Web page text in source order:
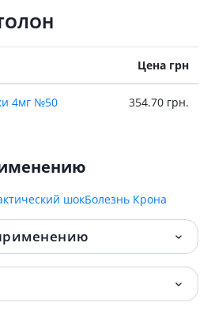
Цена грн
4мг №50 354.70 грн.
шокБолезнь Крона